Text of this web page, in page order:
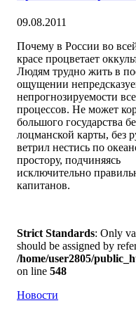
09.08.2011
Почему в России во
красе процветает
Людям трудно жить в
ощущении
непрогнозируемости
процессов. Не может
большого государства
лоцманской карты, без
ветрил нестись по
простору, подчиняясь
исключительно
капитанов.
Strict Standards: Only
should be assigned by
/home/user2805/
on line 548
Новости